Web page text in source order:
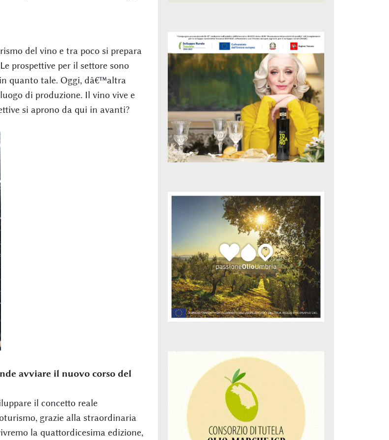
del vino e tra poco si prepara
prospettive per il settore sono
quanto tale. Oggi, dâ€™altra
di produzione. Il vino vive e
si aprono da qui in avanti?
avviare il nuovo corso del
il concetto reale
grazie alla straordinaria
la quattordicesima edizione,